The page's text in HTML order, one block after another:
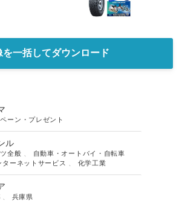
を一括してダウンロード
ーン・プレゼント
ル
全般
自動車・オートバイ・自転車
ターネットサービス 化学工業
兵庫県